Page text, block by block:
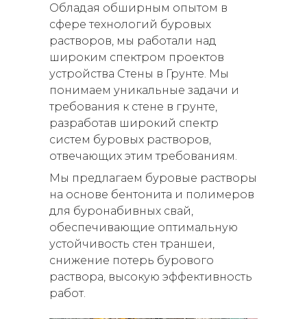
Обладая обширным опытом в
сфере технологий буровых
растворов, мы работали над
широким спектром проектов
устройства Стены в Грунте. Мы
понимаем уникальные задачи и
требования к стене в грунте,
разработав широкий спектр
систем буровых растворов,
отвечающих этим требованиям.
Мы предлагаем буровые растворы
на основе бентонита и полимеров
для буронабивных свай,
обеспечивающие оптимальную
устойчивость стен траншеи,
снижение потерь бурового
раствора, высокую эффективность
работ.